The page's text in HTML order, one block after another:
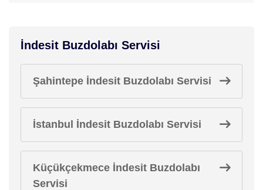
İndesit Buzdolabı Servisi
Şahintepe İndesit Buzdolabı Servisi
İstanbul İndesit Buzdolabı Servisi
Küçükçekmece İndesit Buzdolabı
Servisi